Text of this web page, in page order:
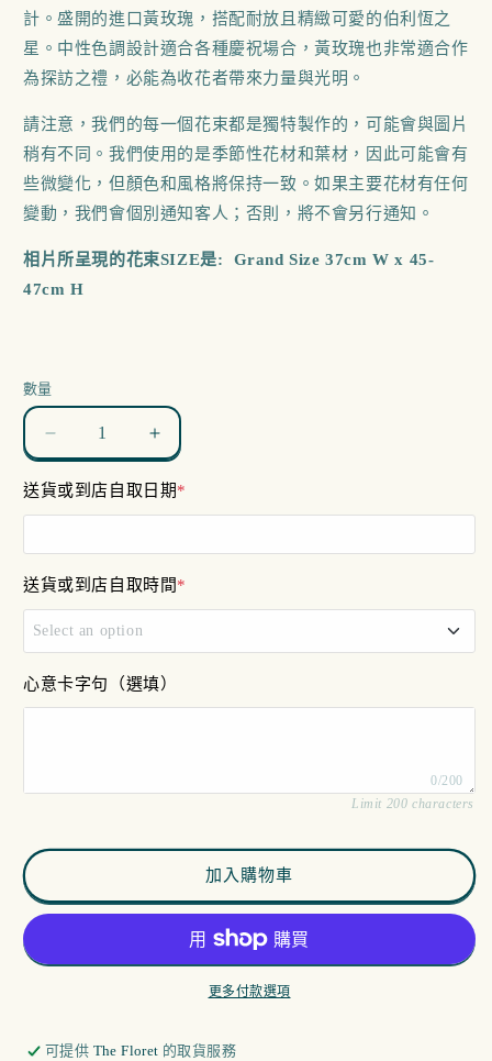
計。盛開的進口黃玫瑰，搭配耐放且精緻可愛的伯利恆之
星。中性色調設計適合各種慶祝場合，黃玫瑰也非常適合作
為探訪之禮，必能為收花者帶來力量與光明。
請注意，我們的每一個花束都是獨特製作的，可能會與圖片
稍有不同。我們使用的是季節性花材和葉材，因此可能會有
些微變化，但顏色和風格將保持一致。如果主要花材有任何
變動，我們會個別通知客人；否則，將不會另行通知。
相片所呈現的花束SIZE是: Grand Size 37cm W x 45-
47cm H
數量
Bright
Flair
數
量
減
少
Bright
Flair
數
量
增
加
送貨或到店自取日期*
送貨或到店自取時間*
Select an option
11am - 12pm
4pm - 7pm
心意卡字句（選填）
0/200
Limit 200 characters
加入購物車
更多付款選項
可提供 The Floret 的取貨服務